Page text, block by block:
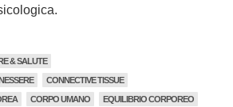
& SALUTE
CONNECTIVE TISSUE
CORPO UMANO
EQUILIBRIO CORPOREO